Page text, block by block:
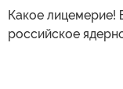
Какое лицемерие!
российское